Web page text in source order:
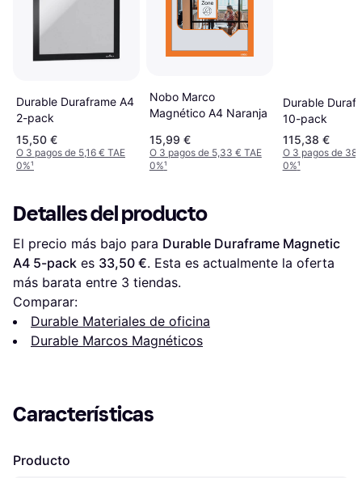
Durable Duraframe A4
2-pack
15,50 €
O 3 pagos de 5,16 € TAE
0%¹
Nobo Marco
Magnético A4 Naranja
15,99 €
O 3 pagos de 5,33 € TAE
0%¹
Durable
10-pack
115,38 €
O 3 pagos de
0%¹
Detalles del producto
El precio más bajo para Durable Duraframe Magnetic
A4 5-pack es 33,50 €. Esta es actualmente la oferta
más barata entre 3 tiendas.
Comparar:
Durable Materiales de oficina
Durable Marcos Magnéticos
Características
Producto